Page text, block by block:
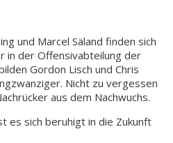
und Marcel Säland finden sich
in der Offensivabteilung der
Gordon Lisch und Chris
Nicht zu vergessen
aus dem Nachwuchs.
es sich beruhigt in die Zukunft